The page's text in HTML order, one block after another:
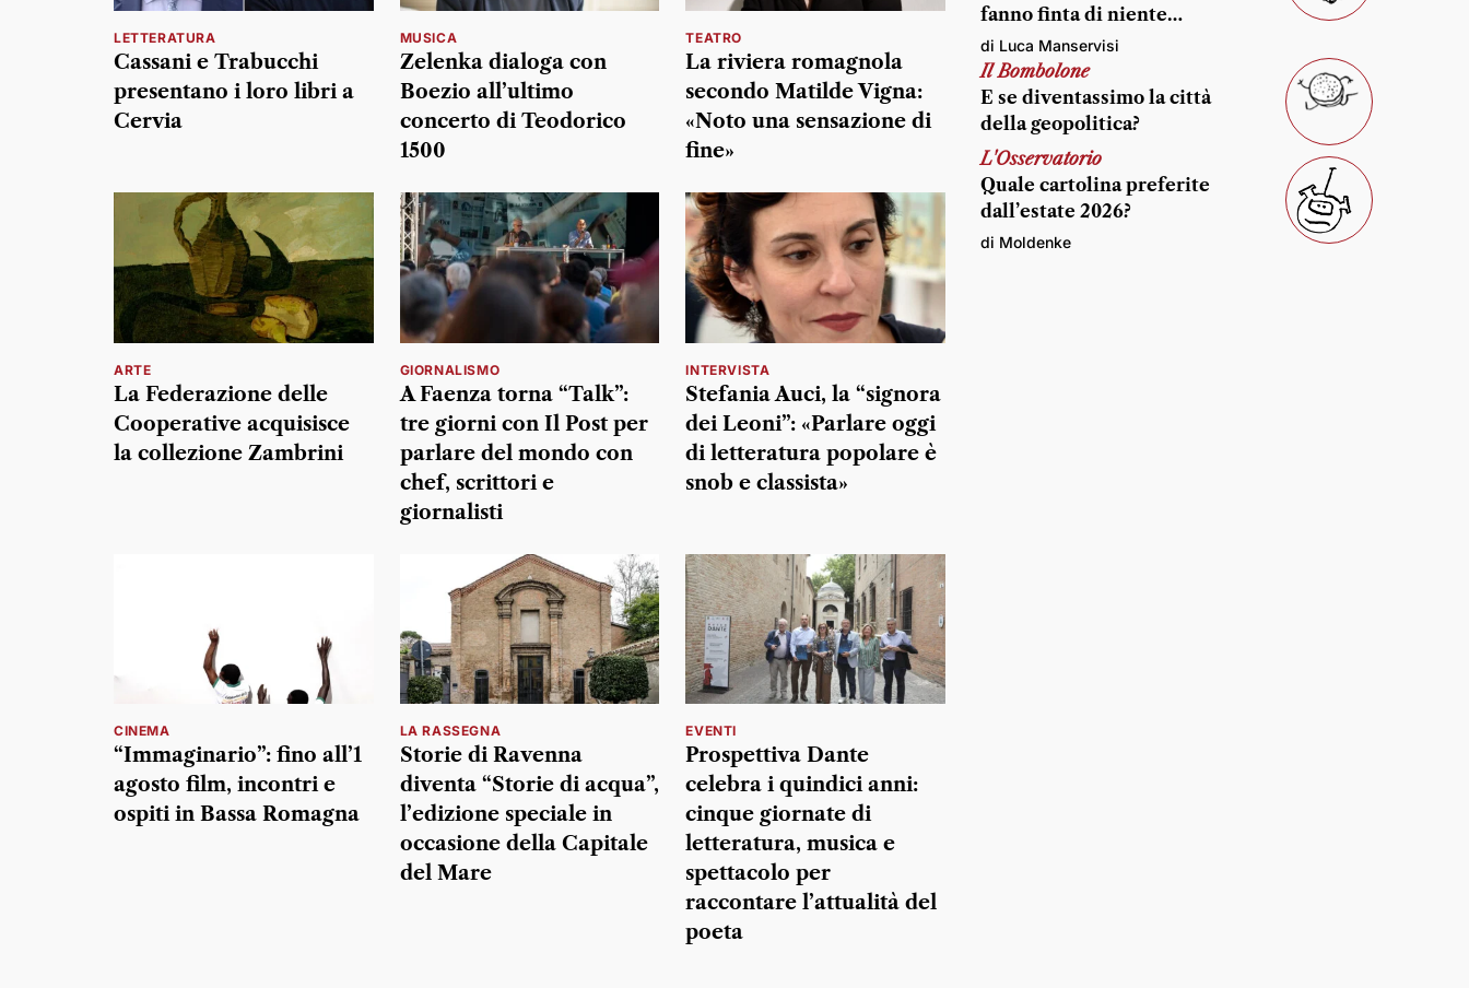
LETTERATURA
Cassani e Trabucchi
presentano i loro libri a
Cervia
MUSICA
Zelenka dialoga con
Boezio all’ultimo
concerto di Teodorico
1500
TEATRO
La riviera romagnola
secondo Matilde Vigna:
«Noto una sensazione di
fine»
ARTE
La Federazione delle
Cooperative acquisisce
la collezione Zambrini
GIORNALISMO
A Faenza torna “Talk”:
tre giorni con Il Post per
parlare del mondo con
chef, scrittori e
giornalisti
INTERVISTA
Stefania Auci, la “signora
dei Leoni”: «Parlare oggi
di letteratura popolare è
snob e classista»
CINEMA
“Immaginario”: fino all’1
agosto film, incontri e
ospiti in Bassa Romagna
LA RASSEGNA
Storie di Ravenna
diventa “Storie di acqua”,
l’edizione speciale in
occasione della Capitale
del Mare
EVENTI
Prospettiva Dante
celebra i quindici anni:
cinque giornate di
letteratura, musica e
spettacolo per
raccontare l’attualità del
poeta
fanno finta di niente…
di Luca Manservisi
Il Bombolone
E se diventassimo la città
della geopolitica?
L'Osservatorio
Quale cartolina preferite
dall’estate 2026?
di Moldenke